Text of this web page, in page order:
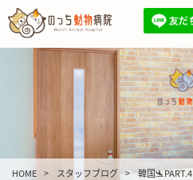
HOME スタッフブログ 韓国🛬PART.4